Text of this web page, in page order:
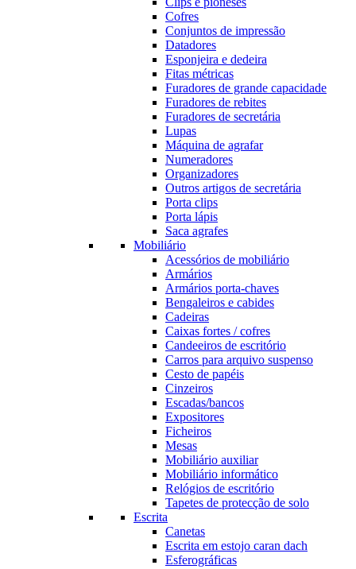
Cofres
Conjuntos de impressão
Datadores
Esponjeira e dedeira
Fitas métricas
Furadores de grande capacidade
Furadores de rebites
Furadores de secretária
Lupas
Máquina de agrafar
Numeradores
Organizadores
Outros artigos de secretária
Porta clips
Porta lápis
Saca agrafes
Mobiliário
Acessórios de mobiliário
Armários
Armários porta-chaves
Bengaleiros e cabides
Cadeiras
Caixas fortes / cofres
Candeeiros de escritório
Carros para arquivo suspenso
Cesto de papéis
Cinzeiros
Escadas/bancos
Expositores
Ficheiros
Mesas
Mobiliário auxiliar
Mobiliário informático
Relógios de escritório
Tapetes de protecção de solo
Escrita
Canetas
Escrita em estojo caran dach
Esferográficas